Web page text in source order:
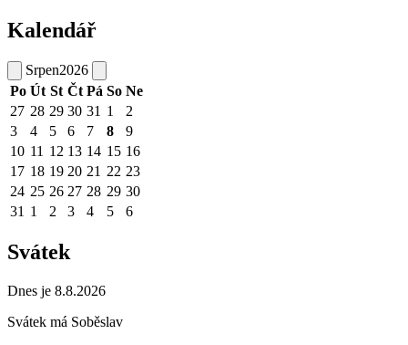
Kalendář
Srpen2026
Po Út St Čt Pá So Ne
27 28 29 30 31 1
2
3
4 5 6 7 8
9
10 11 12 13 14 15 16
17 18 19 20 21 22 23
24 25 26 27 28 29 30
31 1 2 3 4 5 6
Svátek
Dnes je 8.8.2026
Svátek má Soběslav